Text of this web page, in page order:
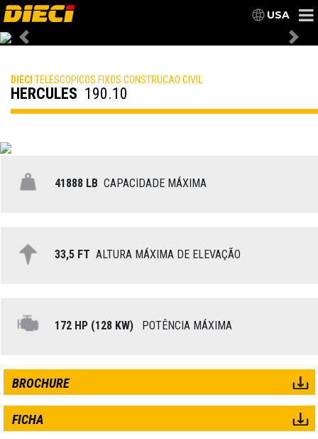
USA
Previous
DIECI TELESCOPICOS FIXOS CONSTRUCAO CIVIL
HERCULES 190.10
41888 LB CAPACIDADE MÁXIMA
33,5 FT ALTURA MÁXIMA DE ELEVAÇÃO
172 HP (128 KW) POTÊNCIA MÁXIMA
BROCHURE
FICHA